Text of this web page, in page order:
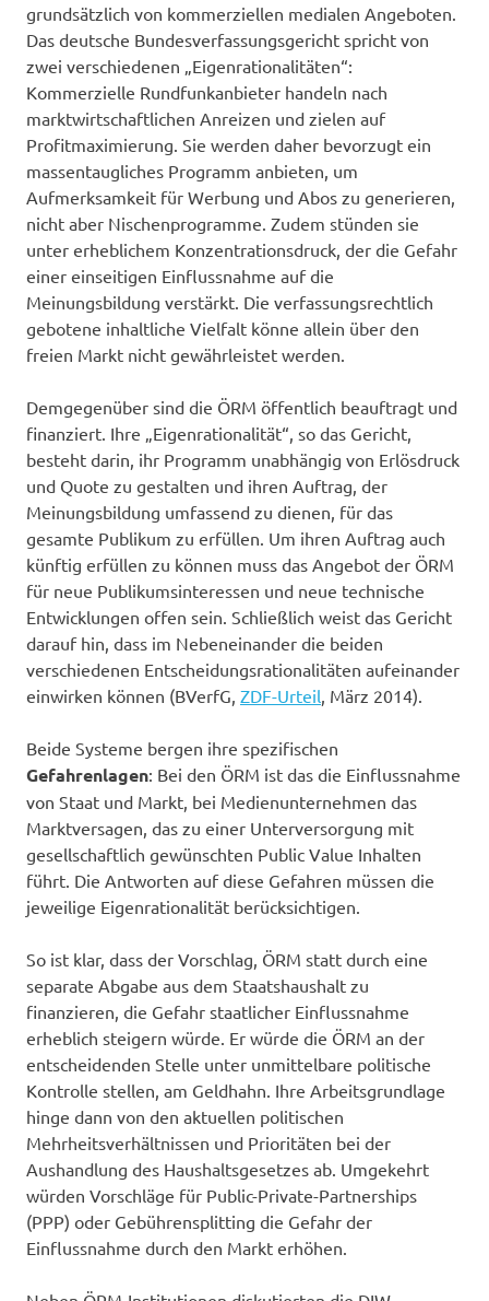
grundsätzlich von kommerziellen medialen Angeboten.
Das deutsche Bundesverfassungsgericht spricht von
zwei verschiedenen „Eigenrationalitäten“:
Kommerzielle Rundfunkanbieter handeln nach
marktwirtschaftlichen Anreizen und zielen auf
Profitmaximierung. Sie werden daher bevorzugt ein
massentaugliches Programm anbieten, um
Aufmerksamkeit für Werbung und Abos zu generieren,
nicht aber Nischenprogramme. Zudem stünden sie
unter erheblichem Konzentrationsdruck, der die Gefahr
einer einseitigen Einflussnahme auf die
Meinungsbildung verstärkt. Die verfassungsrechtlich
gebotene inhaltliche Vielfalt könne allein über den
freien Markt nicht gewährleistet werden.
Demgegenüber sind die ÖRM öffentlich beauftragt und
finanziert. Ihre „Eigenrationalität“, so das Gericht,
besteht darin, ihr Programm unabhängig von Erlösdruck
und Quote zu gestalten und ihren Auftrag, der
Meinungsbildung umfassend zu dienen, für das
gesamte Publikum zu erfüllen. Um ihren Auftrag auch
künftig erfüllen zu können muss das Angebot der ÖRM
für neue Publikumsinteressen und neue technische
Entwicklungen offen sein. Schließlich weist das Gericht
darauf hin, dass im Nebeneinander die beiden
verschiedenen Entscheidungsrationalitäten aufeinander
einwirken können (BVerfG, ZDF-Urteil , März 2014).
Beide Systeme bergen ihre spezifischen
Gefahrenlagen: Bei den ÖRM ist das die Einflussnahme
von Staat und Markt, bei Medienunternehmen das
Marktversagen, das zu einer Unterversorgung mit
gesellschaftlich gewünschten Public Value Inhalten
führt. Die Antworten auf diese Gefahren müssen die
jeweilige Eigenrationalität berücksichtigen.
So ist klar, dass der Vorschlag, ÖRM statt durch eine
separate Abgabe aus dem Staatshaushalt zu
finanzieren, die Gefahr staatlicher Einflussnahme
erheblich steigern würde. Er würde die ÖRM an der
entscheidenden Stelle unter unmittelbare politische
Kontrolle stellen, am Geldhahn. Ihre Arbeitsgrundlage
hinge dann von den aktuellen politischen
Mehrheitsverhältnissen und Prioritäten bei der
Aushandlung des Haushaltsgesetzes ab. Umgekehrt
würden Vorschläge für Public-Private-Partnerships
(PPP) oder Gebührensplitting die Gefahr der
Einflussnahme durch den Markt erhöhen.